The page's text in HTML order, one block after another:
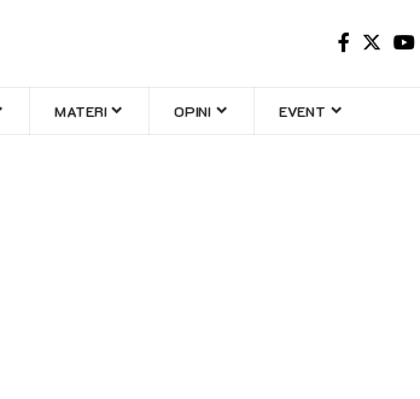
MATERI OPINI EVENT